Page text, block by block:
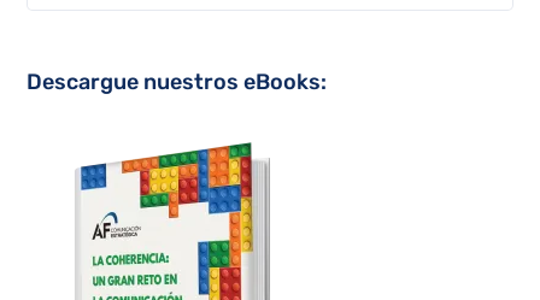
Descargue nuestros eBooks: